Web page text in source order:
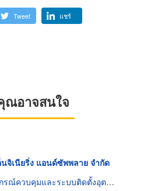
Tweet แชร์
ณอาจสนใจ
นจิเนียริ่ง แอนด์ซัพพลาย จำกัด
ณ์ควบคุมและระบบติดตั้งอุตสาหกรรม